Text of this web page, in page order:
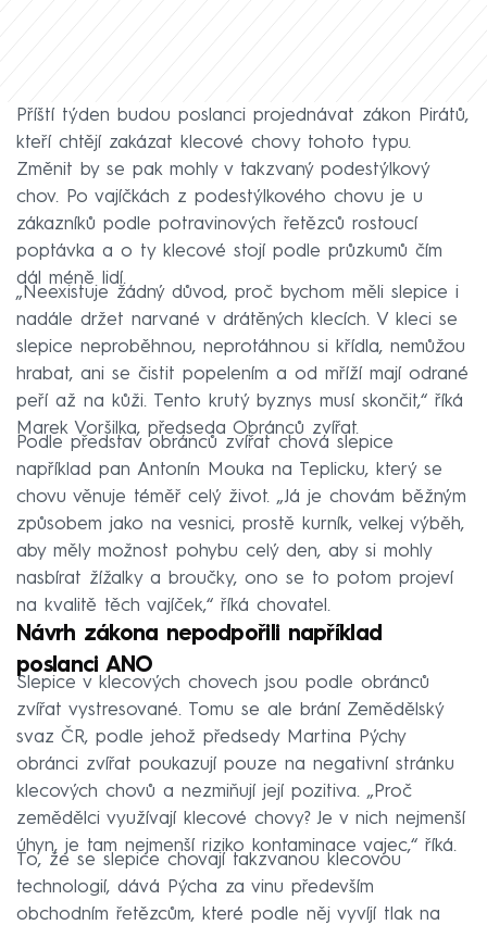
Příští týden budou poslanci projednávat zákon Pirátů,
kteří chtějí zakázat klecové chovy tohoto typu.
Změnit by se pak mohly v takzvaný podestýlkový
chov. Po vajíčkách z podestýlkového chovu je u
zákazníků podle potravinových řetězců rostoucí
poptávka a o ty klecové stojí podle průzkumů čím
dál méně lidí.
„Neexistuje žádný důvod, proč bychom měli slepice i
nadále držet narvané v drátěných klecích. V kleci se
slepice neproběhnou, neprotáhnou si křídla, nemůžou
hrabat, ani se čistit popelením a od mříží mají odrané
peří až na kůži. Tento krutý byznys musí skončit,“ říká
Marek Voršilka, předseda Obránců zvířat.
Podle představ obránců zvířat chová slepice
například pan Antonín Mouka na Teplicku, který se
chovu věnuje téměř celý život. „Já je chovám běžným
způsobem jako na vesnici, prostě kurník, velkej výběh,
aby měly možnost pohybu celý den, aby si mohly
nasbírat žížalky a broučky, ono se to potom projeví
na kvalitě těch vajíček,“ říká chovatel.
Návrh zákona nepodpořili například
poslanci ANO
Slepice v klecových chovech jsou podle obránců
zvířat vystresované. Tomu se ale brání Zemědělský
svaz ČR, podle jehož předsedy Martina Pýchy
obránci zvířat poukazují pouze na negativní stránku
klecových chovů a nezmiňují její pozitiva. „Proč
zemědělci využívají klecové chovy? Je v nich nejmenší
úhyn, je tam nejmenší riziko kontaminace vajec,“ říká.
To, že se slepice chovají takzvanou klecovou
technologií, dává Pýcha za vinu především
obchodním řetězcům, které podle něj vyvíjí tlak na